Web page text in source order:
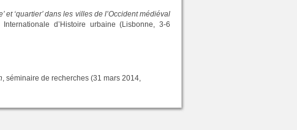
‘quartier’ dans les villes de l’Occident médiéval
d’Histoire urbaine (Lisbonne, 3-6
, séminaire de recherches (31 mars 2014,